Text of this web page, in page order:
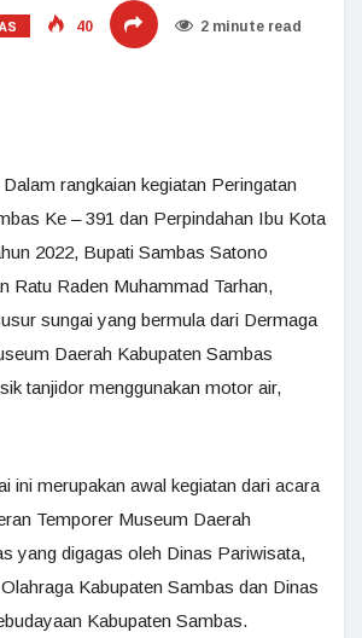
40 2 minute read
rangkaian kegiatan Peringatan
Ke – 391 dan Perpindahan Ibu Kota
2022, Bupati Sambas Satono
Ratu Raden Muhammad Tarhan,
sungai yang bermula dari Dermaga
Daerah Kabupaten Sambas
tanjidor menggunakan motor air,
ini merupakan awal kegiatan dari acara
Temporer Museum Daerah
yang digagas oleh Dinas Pariwisata,
Kabupaten Sambas dan Dinas
Kabupaten Sambas.